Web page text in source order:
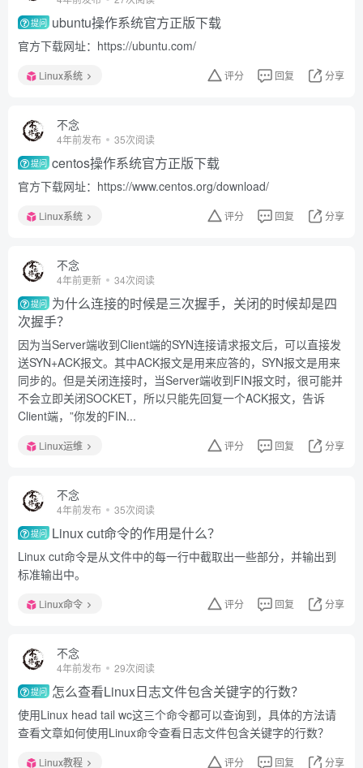
提问 ubuntu操作系统官方正版下载
官方下载网址：https://ubuntu.com/
Linux系统 评分 回复 分享
不念
4年前发布 35次阅读
提问 centos操作系统官方正版下载
官方下载网址：https://www.centos.org/download/
Linux系统 评分 回复 分享
不念
4年前更新 34次阅读
提问 为什么连接的时候是三次握手，关闭的时候却是四
次握手？
因为当Server端收到Client端的SYN连接请求报文后，可以直接发
送SYN+ACK报文。其中ACK报文是用来应答的，SYN报文是用来
同步的。但是关闭连接时，当Server端收到FIN报文时，很可能并
不会立即关闭SOCKET，所以只能先回复一个ACK报文，告诉
Client端，”你发的FIN...
Linux运维 评分 回复 分享
不念
4年前发布 35次阅读
提问 Linux cut命令的作用是什么？
Linux cut命令是从文件中的每一行中截取出一些部分，并输出到
标准输出中。
Linux命令 评分 回复 分享
不念
4年前发布 29次阅读
提问 怎么查看Linux日志文件包含关键字的行数？
使用Linux head tail wc这三个命令都可以查询到，具体的方法请
查看文章如何使用Linux命令查看日志文件包含关键字的行数？
Linux教程 评分 回复 分享